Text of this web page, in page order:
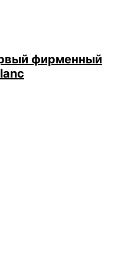
фирменный